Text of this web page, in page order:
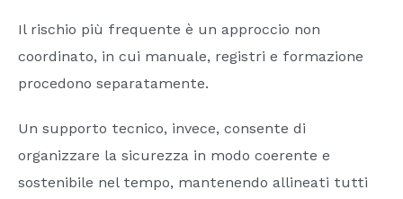
Il rischio più frequente è un approccio non
coordinato, in cui manuale, registri e formazione
procedono separatamente.
Un supporto tecnico, invece, consente di
organizzare la sicurezza in modo coerente e
sostenibile nel tempo, mantenendo allineati tutti